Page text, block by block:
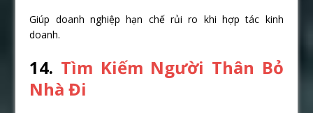
Giúp doanh nghiệp hạn chế rủi ro khi hợp tác kinh
doanh.
14. Tìm Kiếm Người Thân Bỏ
Nhà Đi